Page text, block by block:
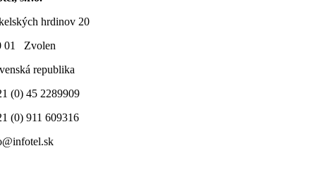
hrdinov 20
01 Zvolen
republika
(0) 45 2289909
(0) 911 609316